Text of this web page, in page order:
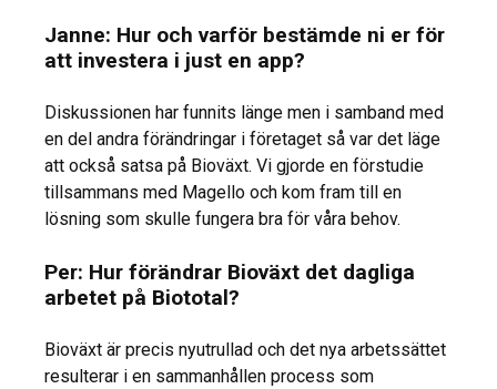
Janne: Hur och varför bestämde ni er för
att investera i just en app?
Diskussionen har funnits länge men i samband med
en del andra förändringar i företaget så var det läge
att också satsa på Bioväxt. Vi gjorde en förstudie
tillsammans med Magello och kom fram till en
lösning som skulle fungera bra för våra behov.
Per: Hur förändrar Bioväxt det dagliga
arbetet på Biototal?
Bioväxt är precis nyutrullad och det nya arbetssättet
resulterar i en sammanhållen process som